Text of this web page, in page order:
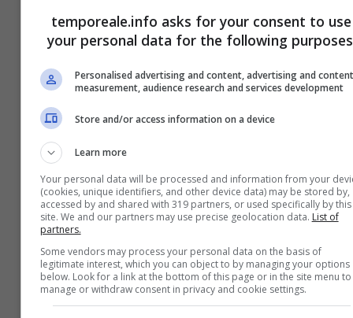
Mediaset, stravolta completamente
la programmazione: cosa cambia
temporeale.info asks for your consent to use
your personal data for the following
Personalised advertising and content, advertising and content
measurement, audience research and services development
Store and/or access information on a device
Learn more
Your personal data will be processed and information from your
(cookies, unique identifiers, and other device data) may be stored by,
accessed by and shared with 319 partners, or used specifically by this
site. We and our partners may use precise geolocation data. List of
partners.
Some vendors may process your personal data on the basis of
legitimate interest, which you can object to by managing your options
below. Look for a link at the bottom of this page or in the site menu to
manage or withdraw consent in privacy and cookie settings.